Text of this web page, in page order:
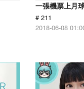
一張機票上月
# 211
2018-06-08